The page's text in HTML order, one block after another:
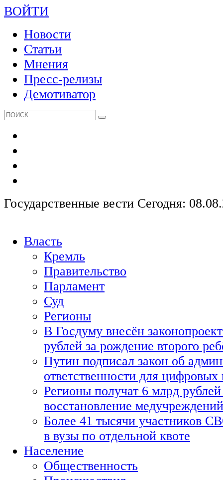
ВОЙТИ
Новости
Статьи
Мнения
Пресс-релизы
Демотиватор
Государственные вести Сегодня:
Власть
Кремль
Правительство
Парламент
Суд
Регионы
В Госдуму внесён
рублей за рождение второго
Путин подписал закон об
ответственности для
Регионы получат 6 млрд рублей
восстановление медучреждений
Более 41 тысячи участников
в вузы по отдельной квоте
Население
Общественность